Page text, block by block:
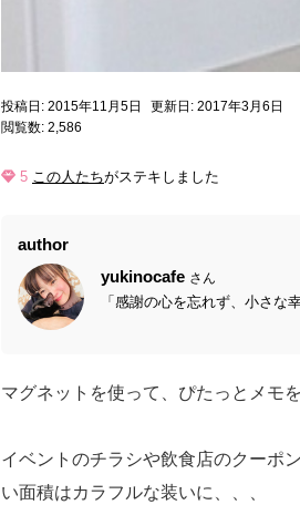
投稿日: 2015年11月5日
更新日: 2017年3月6日
閲覧数: 2,586
5 この人たちがステキしました
author
yukinocafe さん
「感謝の心を忘れず、小さな
マグネットを使って、ぴたっとメモ
イベントのチラシや飲食店のクーポ
い面積はカラフルな装いに、、、